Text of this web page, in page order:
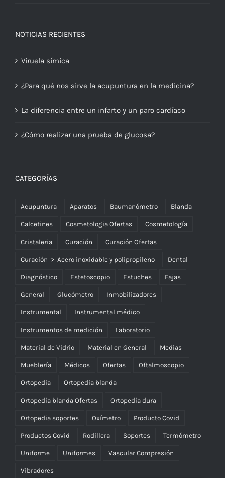
NOTICIAS RECIENTES
Viruela símica
¿Para qué nos sirve la acupuntura en la medicina?
La diferencia entre un infarto y un paro cardíaco
¿Cómo realizar una prueba de glucosa?
CATEGORÍAS
Acupuntura Aparatos Baumanómetro Blanda
Calcetines Cosmetologia Ofertas Cosmetología
Cristaleria Curación Curación Ofertas
Curación > Acero inoxidable y polipropileno Dental
Diagnóstico Estetoscopio Estuches Fajas
General Glucómetro Inmobilizadores
Instrumental Instrumental médico
Instrumentos de medición Laboratorio
Material de Vidrio Material en General Medias
Mueblería Médicos Ofertas Oftalmoscopio
Ortopedia Ortopedia blanda
Ortopedia blanda Ofertas Ortopedia dura
Ortopedia soportes Oxímetro Producto Covid
Productos Covid Rodillera Soportes Termómetro
Uniforme Uniformes Vascular Compresión
Vibradores